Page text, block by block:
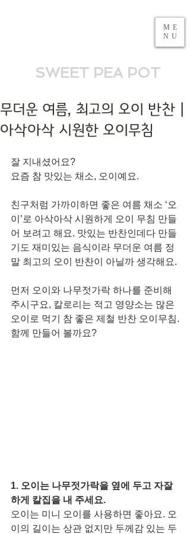
SWEET PEA POT
ME
NU
무더운 여름, 최고의 오이 반찬 |
아삭아삭 시원한 오이무침
잘 지내셨어요?
요즘 참 맛있는 채소, 오이예요.
친구처럼 가까이하면 좋은 여름 채소 ‘오
이’로 아삭아삭 시원하게 오이 무침 만들
어 보려고 해요. 맛있는 반찬인데다 만들
기도 재미있는 음식이라 무더운 여름 정
말 최고의 오이 반찬이 아닐까 생각해요.
먼저 오이와 나무젓가락 하나를 준비해
주시구요, 칼로리는 적고 영양소는 많은
오이로 먹기 참 좋은 제철 반찬 오이무침.
함께 만들어 볼까요?
1. 오이는 나무젓가락을 옆에 두고 자잘
하게 칼집을 내 주세요.
오이는 미니 오이를 사용하면 좋아요. 오
이의 길이는 상관 없지만 두께감 있는 두